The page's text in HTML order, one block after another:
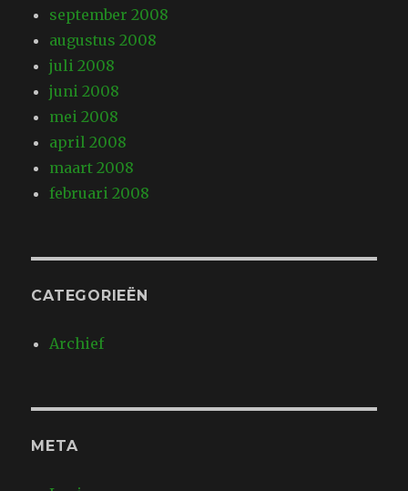
september 2008
augustus 2008
juli 2008
juni 2008
mei 2008
april 2008
maart 2008
februari 2008
CATEGORIEËN
Archief
META